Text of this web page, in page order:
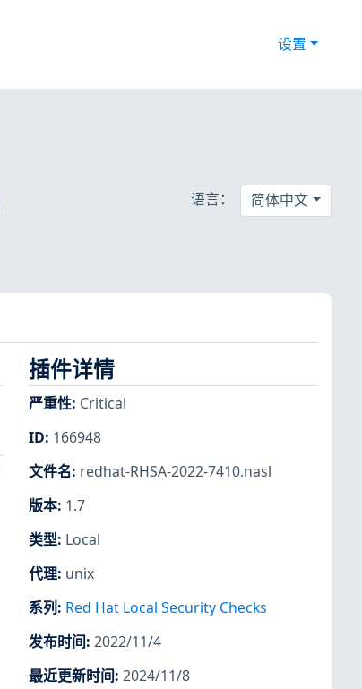
设置
语言： 简体中文
插件详情
严重性: Critical
ID: 166948
文件名: redhat-RHSA-2022-7410.nasl
版本: 1.7
类型: Local
代理: unix
系列 : Red Hat Local Security Checks
发布时间: 2022/11/4
最近更新时间: 2024/11/8